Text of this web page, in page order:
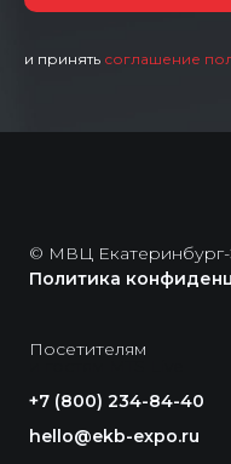
и принять соглашение
© МВЦ Екатеринбург-
Политика
Посетителям
+7 (800) 234-84-40
hello@ekb-expo.ru